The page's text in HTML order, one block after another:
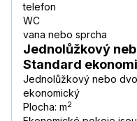
telefon
WC
vana nebo sprcha
Jednolůžkový
Standard
Jednolůžkový nebo
ekonomický
Plocha: m2